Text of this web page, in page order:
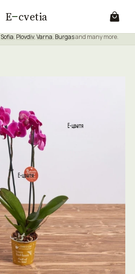
E cvetia
Sofia, Plovdiv,Varna, Burgasand many more.